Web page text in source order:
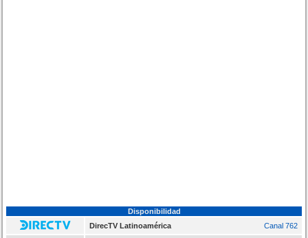
Disponibilidad
DirecTV Latinoamérica
Canal 762